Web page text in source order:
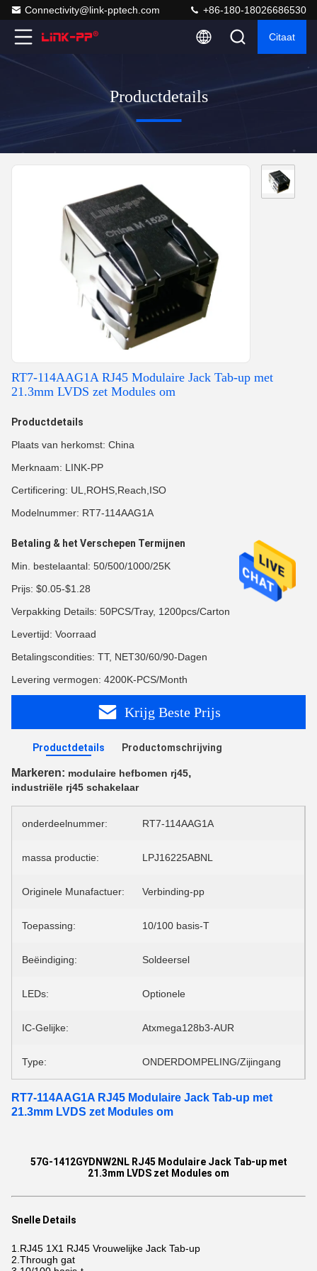
Connectivity@link-pptech.com +86-180-18026686530
Citaat
Productdetails
RT7-114AAG1A RJ45 Modulaire Jack Tab-up met
21.3mm LVDS zet Modules om
Productdetails
Plaats van herkomst: China
Merknaam: LINK-PP
Certificering: UL,ROHS,Reach,ISO
Modelnummer: RT7-114AAG1A
Betaling & het Verschepen Termijnen
Min. bestelaantal: 50/500/1000/25K
Prijs: $0.05-$1.28
Verpakking Details: 50PCS/Tray, 1200pcs/Carton
Levertijd: Voorraad
Betalingscondities: TT, NET30/60/90-Dagen
Levering vermogen: 4200K-PCS/Month
Krijg Beste Prijs
Productdetails Productomschrijving
Markeren: modulaire hefbomen rj45,
industriële rj45 schakelaar
onderdeelnummer: RT7-114AAG1A
massa productie: LPJ16225ABNL
Originele Munafactuer: Verbinding-pp
Toepassing: 10/100 basis-T
Beëindiging: Soldeersel
LEDs: Optionele
IC-Gelijke: Atxmega128b3-AUR
Type: ONDERDOMPELING/Zijingang
RT7-114AAG1A RJ45 Modulaire Jack Tab-up met
21.3mm LVDS zet Modules om
57G-1412GYDNW2NL RJ45 Modulaire Jack Tab-up met
21.3mm LVDS zet Modules om
Snelle Details
1.RJ45 1X1 RJ45 Vrouwelijke Jack Tab-up
2.Through gat